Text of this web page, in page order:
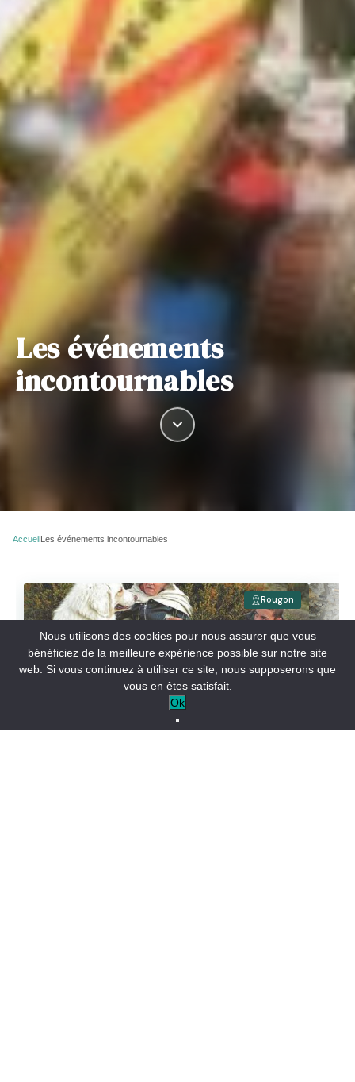
Les événements
incontournables
AccueilLes événements incontournables
Fête de Faucon
Rougon
Nous utilisons des cookies pour nous assurer que vous
bénéficiez de la meilleure expérience possible sur notre site
web. Si vous continuez à utiliser ce site, nous supposerons que
vous en êtes satisfait.
Ok